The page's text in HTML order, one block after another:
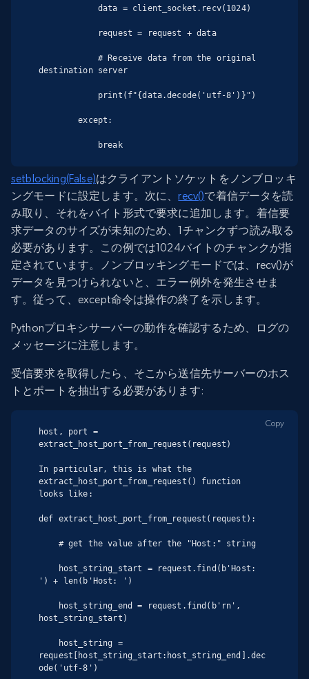
destination server
        except:
            break
setblocking(False)はクライアントソケットをノンブロッキ
ングモードに設定します。次に、recv()で着信データを読
み取り、それをバイト形式で要求に追加します。着信要
求データのサイズが未知のため、1チャンクずつ読み取る
必要があります。この例では1024バイトのチャンクが指
定されています。ノンブロッキングモードでは、recv()が
データを見つけられないと、エラー例外を発生させま
す。従って、except命令は操作の終了を示します。
Pythonプロキシサーバーの動作を確認するため、ログの
メッセージに注意します。
受信要求を取得したら、そこから送信先サーバーのホス
トとポートを抽出する必要があります:
host, port =
extract_host_port_from_request(request)
In particular, this is what the
extract_host_port_from_request() function
looks like:
def extract_host_port_from_request(request):
') + len(b'Host: ')
host_string_start)
request[host_string_start:host_string_end].dec
ode('utf-8')
Copy